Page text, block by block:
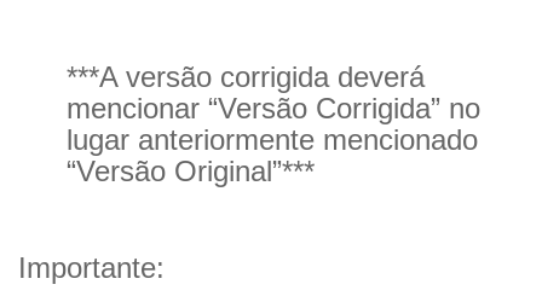
CAAF
CaC
CD
CDH
CPg
***A versão corrigida deverá
mencionar “Versão Corrigida” no
lugar anteriormente mencionado
“Versão Original”***
Importante: